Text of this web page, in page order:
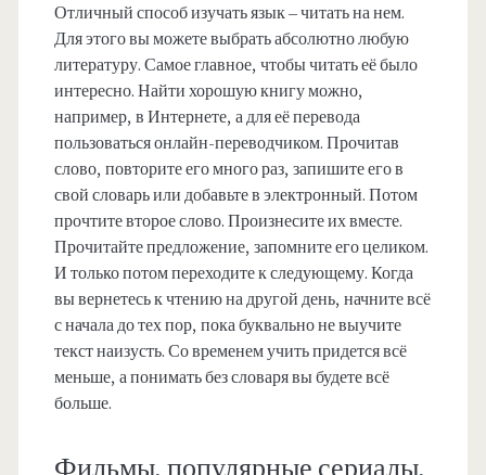
Отличный способ изучать язык – читать на нем.
Для этого вы можете выбрать абсолютно любую
литературу. Самое главное, чтобы читать её было
интересно. Найти хорошую книгу можно,
например, в Интернете, а для её перевода
пользоваться онлайн-переводчиком. Прочитав
слово, повторите его много раз, запишите его в
свой словарь или добавьте в электронный. Потом
прочтите второе слово. Произнесите их вместе.
Прочитайте предложение, запомните его целиком.
И только потом переходите к следующему. Когда
вы вернетесь к чтению на другой день, начните всё
с начала до тех пор, пока буквально не выучите
текст наизусть. Со временем учить придется всё
меньше, а понимать без словаря вы будете всё
больше.